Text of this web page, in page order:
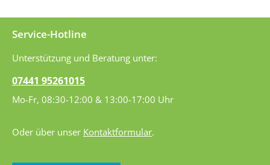
Reinigung, Unterhaltsreinigung, bei allen gängigen
Oberflächen Tuchgröße: ca. 40 x 40 cm Gewicht: ca. 50
– 55 g Einfassung: Doppelt, verstärkt, zusätzliches
Einfassband Waschbarkeit: 60° Celsius Farbe: braun
umweltfreundlich in Packpapier verpackt
Service-Hotline
Unterstützung und Beratung unter:
07441 95261015
Mo-Fr, 08:30-12:00 & 13:00-17:00 Uhr
Oder über unser Kontaktformular.